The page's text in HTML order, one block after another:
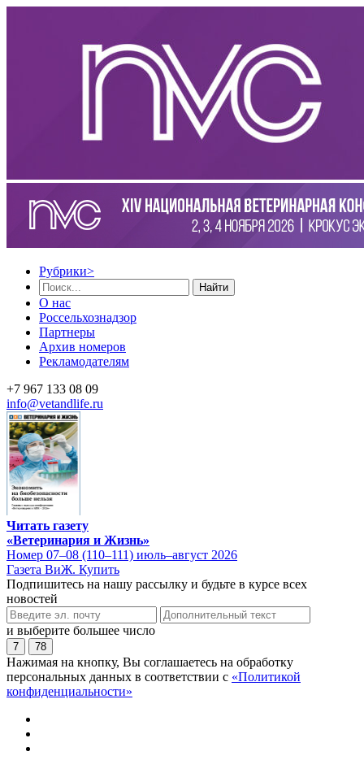
Рубрики>
Найти
О нас
Россельхознадзор
Партнеры
Архив номеров
Рекламодателям
+7 967 133 08 09
info@vetandlife.ru
Читать газету
«Ветеринария и Жизнь»
Номер 07–08 (110–111) июль–август 2026
Газета ВиЖ. Купить
Подпишитесь на нашу рассылку и будьте в курсе всех
новостей
и выберите большее число
7 78
Нажимая на кнопку, Вы соглашаетесь на обработку
персональных данных в соответствии с «Политикой
конфиденциальности»